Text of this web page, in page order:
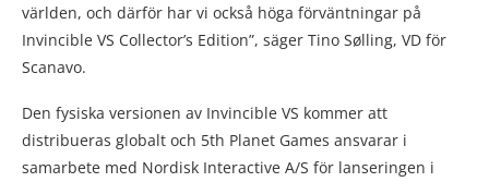
världen, och därför har vi också höga förväntningar på
Invincible VS Collector’s Edition”, säger Tino Sølling, VD för
Scanavo.
Den fysiska versionen av Invincible VS kommer att
distribueras globalt och 5th Planet Games ansvarar i
samarbete med Nordisk Interactive A/S för lanseringen i